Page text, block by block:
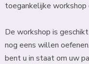
toegankelijke workshop
De workshop is
nog eens willen
bent u in staat om uw